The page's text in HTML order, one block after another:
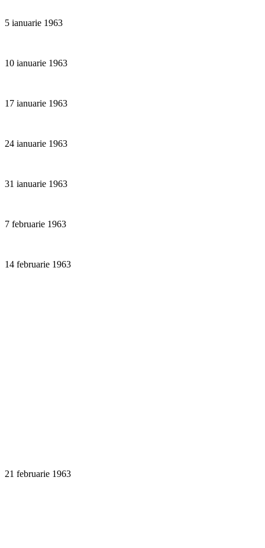
5 ianuarie 1963
10 ianuarie 1963
17 ianuarie 1963
24 ianuarie 1963
31 ianuarie 1963
7 februarie 1963
14 februarie 1963